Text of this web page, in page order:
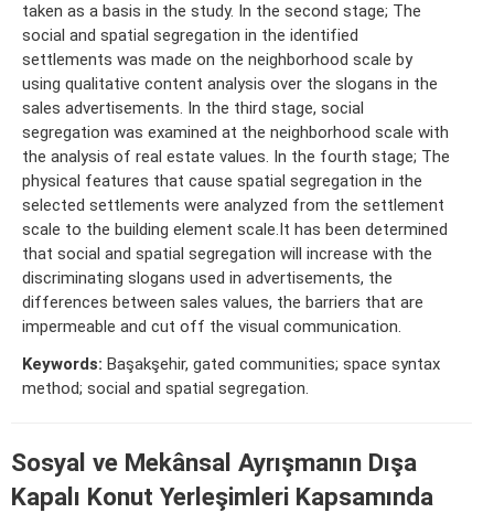
taken as a basis in the study. In the second stage; The
social and spatial segregation in the identified
settlements was made on the neighborhood scale by
using qualitative content analysis over the slogans in the
sales advertisements. In the third stage, social
segregation was examined at the neighborhood scale with
the analysis of real estate values. In the fourth stage; The
physical features that cause spatial segregation in the
selected settlements were analyzed from the settlement
scale to the building element scale.It has been determined
that social and spatial segregation will increase with the
discriminating slogans used in advertisements, the
differences between sales values, the barriers that are
impermeable and cut off the visual communication.
Keywords: Başakşehir, gated communities; space syntax
method; social and spatial segregation.
Sosyal ve Mekânsal Ayrışmanın Dışa
Kapalı Konut Yerleşimleri Kapsamında